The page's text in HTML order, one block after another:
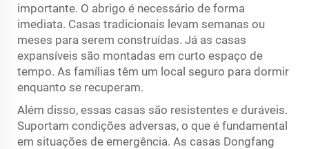
importante. O abrigo é necessário de forma
imediata. Casas tradicionais levam semanas ou
meses para serem construídas. Já as casas
expansíveis são montadas em curto espaço de
tempo. As famílias têm um local seguro para dormir
enquanto se recuperam.
Além disso, essas casas são resistentes e duráveis.
Suportam condições adversas, o que é fundamental
em situações de emergência. As casas Dongfang